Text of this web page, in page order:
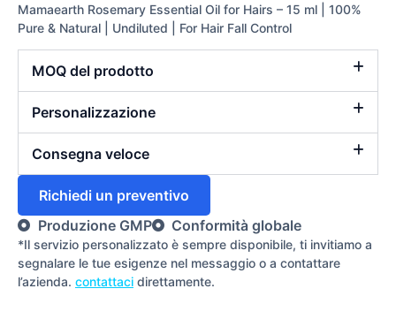
Mamaearth Rosemary Essential Oil for Hairs – 15 ml | 100%
Pure & Natural | Undiluted | For Hair Fall Control
MOQ del prodotto
Personalizzazione
Consegna veloce
Richiedi un preventivo
Produzione GMP
Conformità globale
*Il servizio personalizzato è sempre disponibile, ti invitiamo a
segnalare le tue esigenze nel messaggio o a contattare
l’azienda. contattaci direttamente.